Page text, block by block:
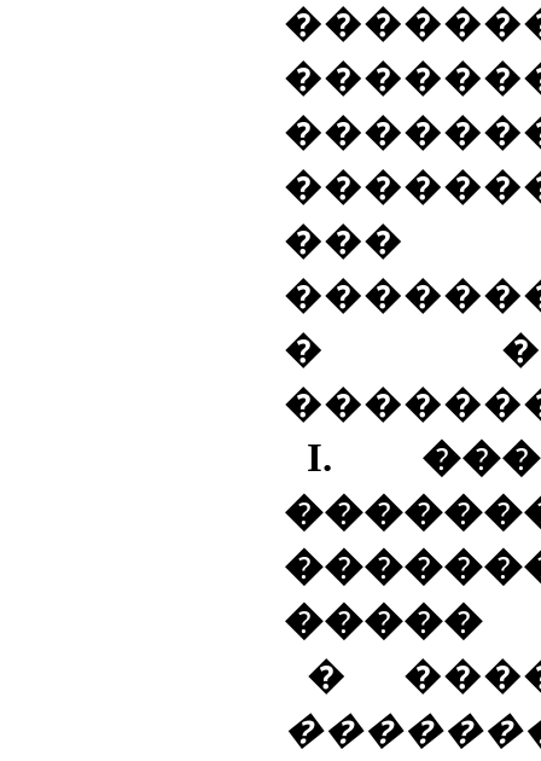
�
I.
�����
�